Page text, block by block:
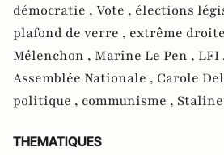
démocratie , Vote , élections
plafond de verre , extrême
Mélenchon , Marine Le Pen , LFI
Assemblée Nationale , Carole
politique , communisme ,
THEMATIQUES